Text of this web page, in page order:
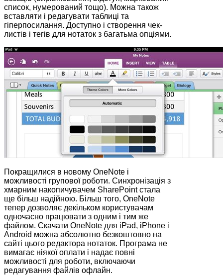
список, нумерований тощо). Можна також
вставляти і редагувати таблиці та
гіперпосилання. Доступно і створення чек-
листів і тегів для нотаток з багатьма опціями.
Покращилися в новому OneNote і
можливості групової роботи. Синхронізація з
хмарним накопичувачем SharePoint стала
ще більш надійною. Більш того, OneNote
тепер дозволяє декільком користувачам
одночасно працювати з одним і тим же
файлом. Скачати OneNote для iPad, iPhone і
Android можна абсолютно безкоштовно на
сайті цього редактора нотаток. Програма не
вимагає ніякої оплати і надає повні
можливості для роботи, включаючи
редагування файлів офлайн.